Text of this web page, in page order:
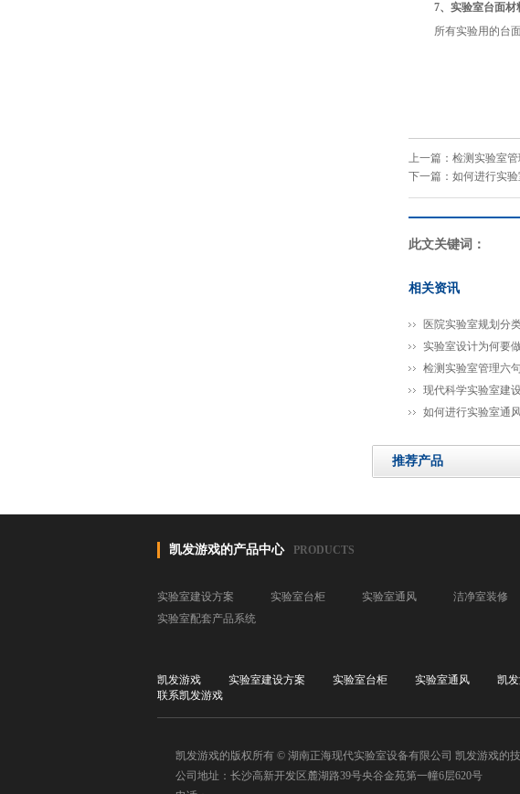
7、实验室台面材
所有实验用的台
上一篇： 检测实验室管
下一篇： 如何进行实
此文关键词：
相关资讯
医院实验室规划分
实验室设计为何要
检测实验室管理六
现代科学实验室建
如何进行实验室通
推荐产品
凯发游戏的产品中心 PRODUCTS
实验室建设方案 实验室台柜 实验室通风 洁净室装修
实验室配套产品系统
凯发游戏 实验室建设方案 实验室台柜 实验室通风 凯
联系凯发游戏
凯发游戏的版权所有 © 湖南正海现代实验室设备有限公司 凯发游戏的技
公司地址：长沙高新开发区麓湖路39号央谷金苑第一幢6层620号